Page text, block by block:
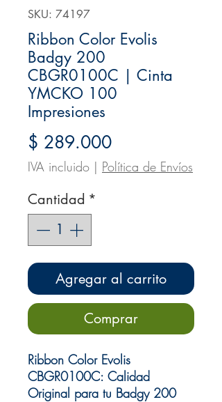
SKU: 74197
Ribbon Color Evolis
Badgy 200
CBGR0100C | Cinta
YMCKO 100
Impresiones
$ 289.000Precio
IVA incluido | Política de Envíos
Cantidad *
Agregar al carrito
Comprar
Ribbon Color Evolis
CBGR0100C: Calidad
Original para tu Badgy 200